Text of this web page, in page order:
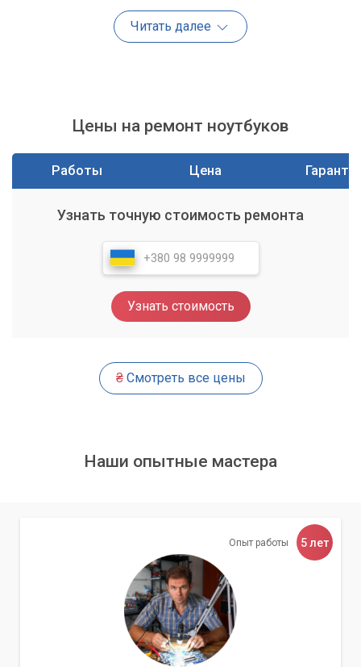
охлаждения, использование неоригинальных или
некачественных зарядных устройств, а также
механические повреждения.
Точное определение причины неисправности батареи или
связанных с ней компонентов — первый и самый важный
шаг к успешному ремонту или замене. В нашем сервисном
центре специалисты начинают с тщательного внешнего
осмотра и программной диагностики.
Процесс диагностики может включать:
Использование специализированных утилит для
анализа состояния аккумулятора (емкость, циклы,
Тестирование зарядного устройства и разъема
Проверку внутренних цепей питания и контроллера
заряда на материнской плате.
Комплексный подход гарантирует, что будет устранена
именно первопричина неисправности, а не только ее
Точная диагностика — залог успешного
ремонта. Мы находим истинную причину
проблемы, а не просто устраняем симптомы.
Наши решения для проблем с батареей
После проведения диагностики и подтверждения, что
Читать далее
Цены на ремонт ноутбуков
Работы Цена
Узнать точную стоимость ремонта
Узнать стоимость
₴Смотреть все цены
Наши опытные мастера
Опыт работы 5 лет